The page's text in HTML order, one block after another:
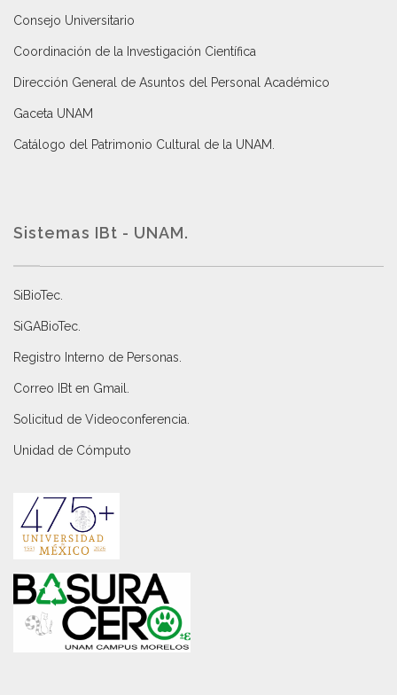
Consejo Universitario
Coordinación de la Investigación Científica
Dirección General de Asuntos del Personal Académico
Gaceta UNAM
Catálogo del Patrimonio Cultural de la UNAM.
Sistemas IBt - UNAM.
SiBioTec
SiGABioTec.
Registro Interno de Personas
Correo IBt en Gmail
Solicitud de Videoconferencia.
Unidad de Cómputo